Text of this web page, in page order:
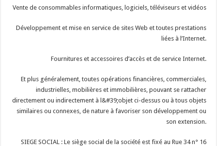
Vente de consommables informatiques, logiciels, téléviseurs et vidéos
Développement et mise en service de sites Web et toutes prestations
liées à l’Internet.
Fournitures et accessoires d’accès et de service Internet.
Et plus généralement, toutes opérations financières, commerciales,
industrielles, mobilières et immobilières, pouvant se rattacher
directement ou indirectement à l&#39;objet ci-dessus ou à tous objets
similaires ou connexes, de nature à favoriser son développement ou
son extension.
SIEGE SOCIAL : Le siège social de la société est fixé au Rue 34 n° 16